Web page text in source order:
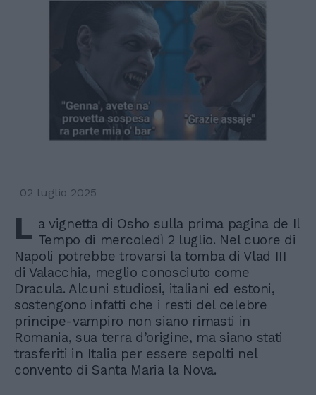
02 luglio 2025
L a vignetta di Osho sulla prima pagina de Il
Tempo di mercoledì 2 luglio. Nel cuore di
Napoli potrebbe trovarsi la tomba di Vlad III
di Valacchia, meglio conosciuto come
Dracula. Alcuni studiosi, italiani ed estoni,
sostengono infatti che i resti del celebre
principe-vampiro non siano rimasti in
Romania, sua terra d’origine, ma siano stati
trasferiti in Italia per essere sepolti nel
convento di Santa Maria la Nova.